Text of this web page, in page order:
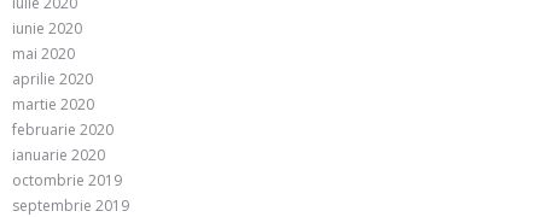
iunie 2020
mai 2020
aprilie 2020
martie 2020
februarie 2020
ianuarie 2020
octombrie 2019
septembrie 2019